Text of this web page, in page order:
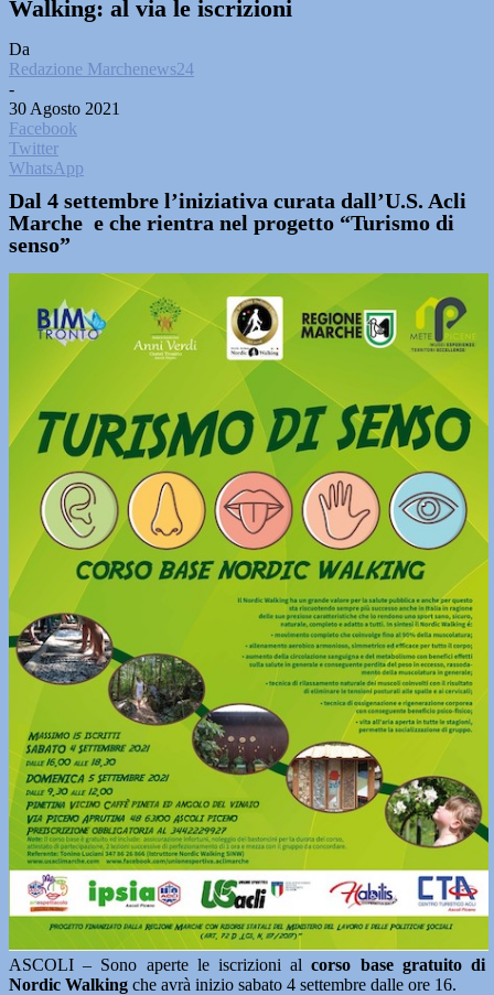
Walking: al via le iscrizioni
Da
Redazione Marchenews24
-
30 Agosto 2021
Facebook
Twitter
WhatsApp
Dal 4 settembre l’iniziativa curata dall’U.S. Acli
Marche e che rientra nel progetto “Turismo di
senso”
ASCOLI – Sono aperte le iscrizioni alcorso base gratuito di
Nordic Walking che avrà inizio sabato 4 settembre dalle ore 16.